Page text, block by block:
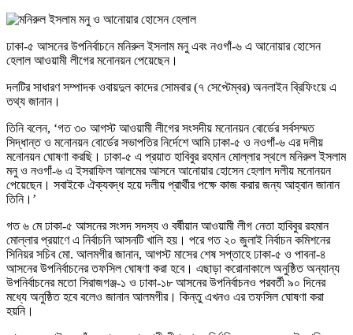
ঢাকা-৫ আসনের উপনির্বাচনে মনিরুল ইসলাম মনু এবং নওগাঁ-৬ এ আনোয়ার হোসেন
হেলাল আওয়ামী লীগের মনোনয়ন পেয়েছেন।
দলটির সাধারণ সম্পাদক ওবায়দুল কাদের সোমবার (৭ সেপ্টেম্বর) অনলাইন ব্রিফিংয়ে এ
তথ্য জানান।
তিনি বলেন, ‘গত ৩০ আগস্ট আওয়ামী লীগের সংসদীয় মনোনয়ন বোর্ডের সর্বসম্মত
সিদ্ধান্ত ও মনোনয়ন বোর্ডের সভাপতির নির্দেশে আমি ঢাকা-৫ ও নওগাঁ-৬ এর দলীয়
মনোনয়ন ঘোষণা করছি। ঢাকা-৫ এ প্রয়াত হাবিবুর রহমান মোল্লার স্থলে মনিরুল ইসলাম
মনু ও নওগাঁ-৬ এ ইসরাফিল আলমের আসনে আনোয়ার হোসেন হেলাল দলীয় মনোনয়ন
পেয়েছেন। সবাইকে ঐক্যবদ্ধ হয়ে দলীয় প্রার্থীর পক্ষে কাজ করার জন্য আহ্বান জানান
তিনি।’
গত ৬ মে ঢাকা-৫ আসনের সংসদ সদস্য ও বর্ষীয়ান আওয়ামী লীগ নেতা হাবিবুর রহমান
মোল্লার প্রয়াণে এ নির্বাচনি আসনটি খালি হয়। পরে গত ২০ জুলাই নির্বাচন কমিশনের
সিনিয়র সচিব মো. আলমগীর জানান, আগস্ট মাসের শেষ সপ্তাহে ঢাকা-৫ ও পাবনা-৪
আসনের উপনির্বাচনের তফসিল ঘোষণা করা হবে। এছাড়া করোনাকালে অনুষ্ঠিত অন্যান্য
উপনির্বাচনের মতো সিরাজগঞ্জ-১ ও ঢাকা-১৮ আসনের উপনির্বাচনও পরবর্তী ৯০ দিনের
মধ্যে অনুষ্ঠিত হবে বলেও জানান আলমগীর। কিন্তু এখনও এর তফসিল ঘোষণা করা
হয়নি।